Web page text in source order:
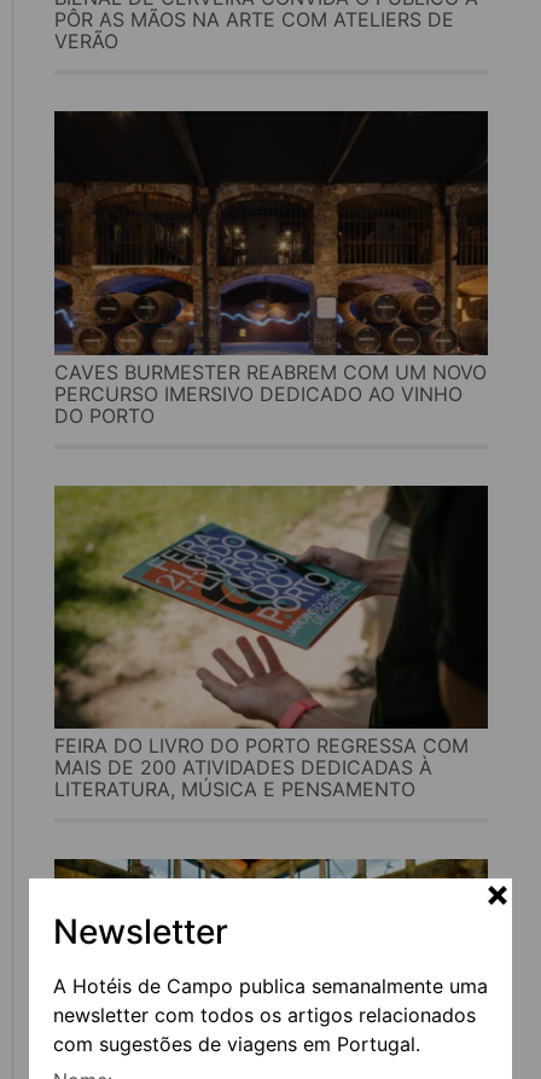
Newsletter
A Hotéis de Campo publica semanalmente uma
newsletter com todos os artigos relacionados
com sugestões de viagens em Portugal.
PÔR AS MÃOS NA ARTE COM ATELIERS DE
VERÃO
CAVES BURMESTER REABREM COM UM NOVO
PERCURSO IMERSIVO DEDICADO AO VINHO
DO PORTO
FEIRA DO LIVRO DO PORTO REGRESSA COM
MAIS DE 200 ATIVIDADES DEDICADAS À
LITERATURA, MÚSICA E PENSAMENTO